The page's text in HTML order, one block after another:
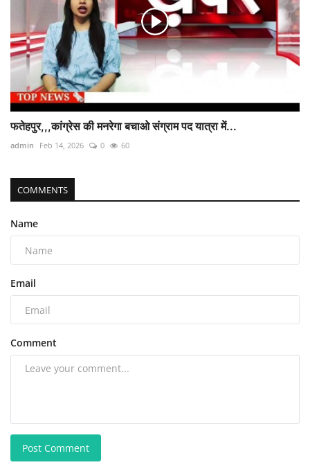
फतेहपुर,,,कांग्रेस की मनरेगा बचाओ संग्राम पद यात्रा में...
admin Feb 14, 2026 0 60
COMMENTS
Name
Email
Comment
Post Comment